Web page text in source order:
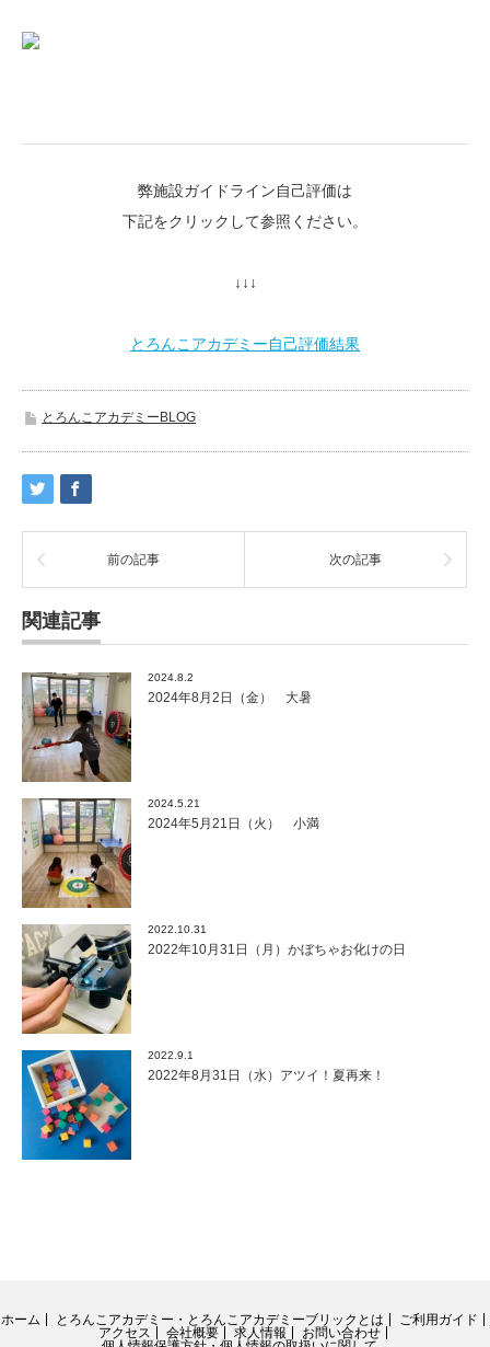
弊施設ガイドライン自己評価は
下記をクリックして参照ください。
↓↓↓
とろんこアカデミー自己評価結果
とろんこアカデミーBLOG
前の記事 次の記事
関連記事
2024.8.2
2024年8月2日（金） 大暑
2024.5.21
2024年5月21日（火） 小満
2022.10.31
2022年10月31日（月）かぼちゃお化けの日
2022.9.1
2022年8月31日（水）アツイ！夏再来！
ホーム とろんこアカデミー・とろんこアカデミーブリックとは
ご利用ガイド
アクセス
会社概要 求人情報
お問い合わせ